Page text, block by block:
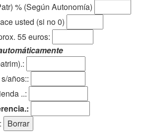
% (Según Autonomía)
usted (si no 0)
55 euros:
años::
..: